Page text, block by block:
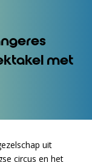
met
uit
circus en het